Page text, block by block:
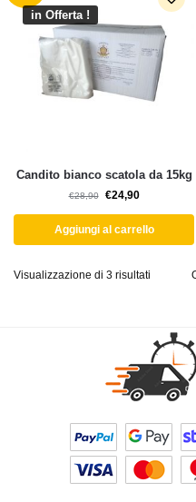
in Offerta !
Candito bianco scatola da 15kg
€28,90 €24,90
Aggiungi al carrello
Visualizzazione di 3 risultati